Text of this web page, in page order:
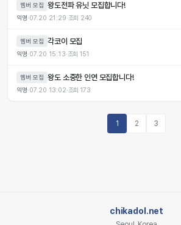
멤버 모집 왕도전파 유닛 모집합니다!
익명·07.20 21:29·조회 240
멤버 모집 각코이 모집
익명·07.20 15:13·조회151
멤버 모집 왕도 소중한 인연 모집합니다!
익명·07.20 13:02·조회173
1 2 3
chikadol.net